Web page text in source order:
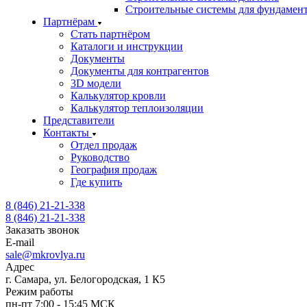
Строительные системы для
Партнёрам
Стать партнёром
Каталоги и инструкции
Документы
Документы для контрагентов
3D модели
Калькулятор кровли
Калькулятор теплоизоляции
Представители
Контакты
Отдел продаж
Руководство
География продаж
Где купить
8 (846) 21-21-338
8 (846) 21-21-338
Заказать звонок
E-mail
sale@mkrovlya.ru
Адрес
г. Самара, ул. Белогородская, 1 К5
Режим работы
пн-пт 7:00 - 15:45 МСК